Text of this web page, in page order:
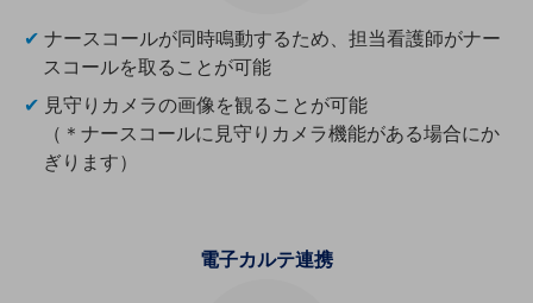
電子公告
基礎的電気通信役務損益明細表
採用情報
採用情報TOP
✔ ナースコールが同時鳴動するため、担当看護師がナー
スコールを取ることが可能
✔ 見守りカメラの画像を観ることが可能
（＊ナースコールに見守りカメラ機能がある場合にか
ぎります）
電子カルテ連携